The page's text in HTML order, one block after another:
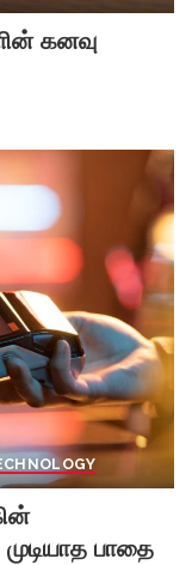
கனவு
பாதை